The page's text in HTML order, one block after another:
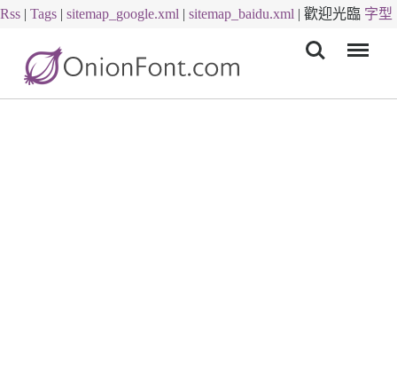
Rss | Tags | sitemap_google.xml | sitemap_baidu.xml | 歡迎光臨 字型